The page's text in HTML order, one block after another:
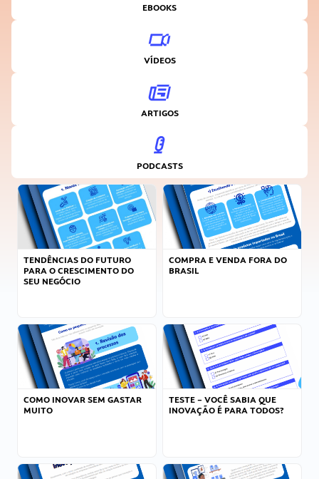
EBOOKS
VÍDEOS
ARTIGOS
PODCASTS
TENDÊNCIAS DO FUTURO
PARA O CRESCIMENTO DO
SEU NEGÓCIO
COMPRA E VENDA FORA DO
BRASIL
COMO INOVAR SEM GASTAR
MUITO
TESTE – VOCÊ SABIA QUE
INOVAÇÃO É PARA TODOS?